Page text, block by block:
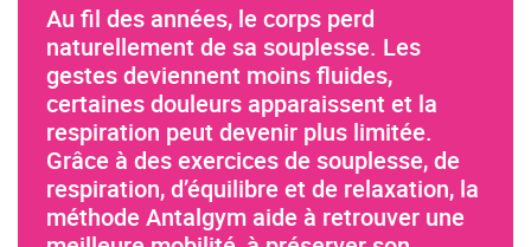
Au fil des années, le corps perd
naturellement de sa souplesse. Les
gestes deviennent moins fluides,
certaines douleurs apparaissent et la
respiration peut devenir plus limitée.
Grâce à des exercices de souplesse, de
respiration, d’équilibre et de relaxation, la
méthode Antalgym aide à retrouver une